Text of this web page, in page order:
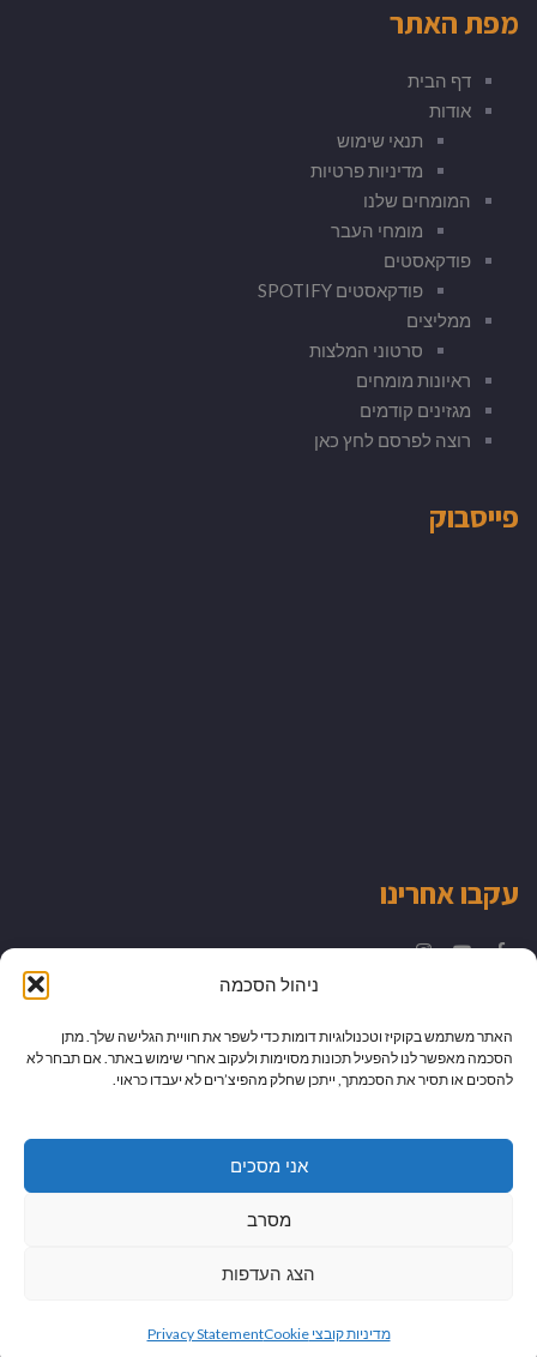
ניהול הסכמה
האתר משתמש בקוקיז וטכנולוגיות דומות כדי לשפר את חוויית הגלישה שלך. מתן
הסכמה מאפשר לנו להפעיל תכונות מסוימות ולעקוב אחרי שימוש באתר. אם תבחר לא
להסכים או תסיר את הסכמתך, ייתכן שחלק מהפיצ’רים לא יעבדו כראוי.
אני מסכים
מסרב
הצג העדפות
מדיניות קובצי Cookie Privacy Statement
מפת האתר
דף הבית
אודות
תנאי שימוש
מדיניות פרטיות
המומחים שלנו
מומחי העבר
פודקאסטים
פודקאסטים SPOTIFY
ממליצים
סרטוני המלצות
ראיונות מומחים
מגזינים קודמים
רוצה לפרסם לחץ כאן
פייסבוק
עקבו אחרינו
מיתוג עיצוב ובניית אתרים